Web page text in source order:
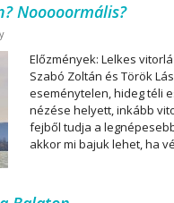
Nooooormális?
Előzmények: Lelkes
Szabó Zoltán és Török
eseménytelen, hideg téli
nézése helyett, inkább
fejből tudja a
akkor mi bajuk lehet, ha